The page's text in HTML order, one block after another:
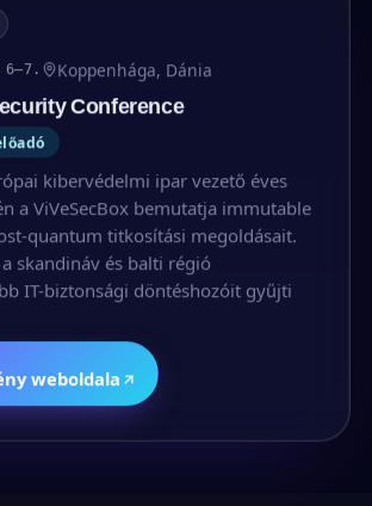
6–7. Koppenhága, Dánia
Conference
kibervédelmi ipar vezető éves
a ViVeSecBox bemutatja immutable
quantum titkosítási megoldásait.
skandináv és balti régió
IT-biztonsági döntéshozóit gyűjti
weboldala